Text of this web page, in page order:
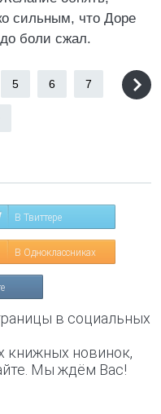
сильным, что Доре
боли сжал.
5 6 7
В Твиттере
В Одноклассниках
в социальных
книжных новинок,
Мы ждём Вас!